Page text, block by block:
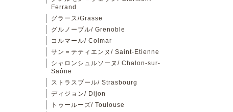
Ferrand
グラース/Grasse
グルノーブル/ Grenoble
コルマール/ Colmar
サン＝テティエンヌ/ Saint-Etienne
シャロンシュルソーヌ/ Chalon-sur-
Saône
ストラスブール/ Strasbourg
ディジョン/ Dijon
トゥールーズ/ Toulouse